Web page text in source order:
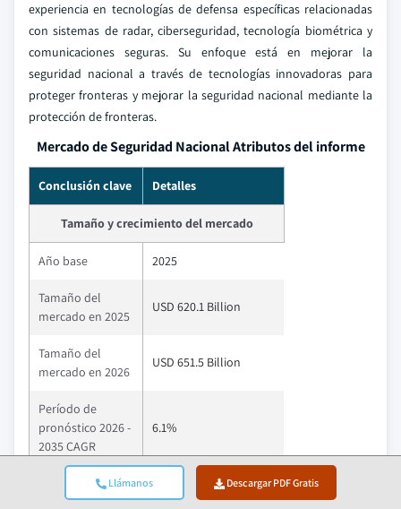
Llámanos Descargar PDF Gratis
experiencia en tecnologías de defensa específicas relacionadas
con sistemas de radar, ciberseguridad, tecnología biométrica y
comunicaciones seguras. Su enfoque está en mejorar la
seguridad nacional a través de tecnologías innovadoras para
proteger fronteras y mejorar la seguridad nacional mediante la
protección de fronteras.
Mercado de Seguridad Nacional Atributos del informe
Conclusión clave Detalles
Tamaño y crecimiento del mercado
Año base 2025
Tamaño del
mercado en 2025
USD 620.1 Billion
Tamaño del
mercado en 2026
USD 651.5 Billion
Período de
pronóstico 2026 -
2035 CAGR
6.1%
Tamaño del
mercado en 2035
USD 1.11 Trillion